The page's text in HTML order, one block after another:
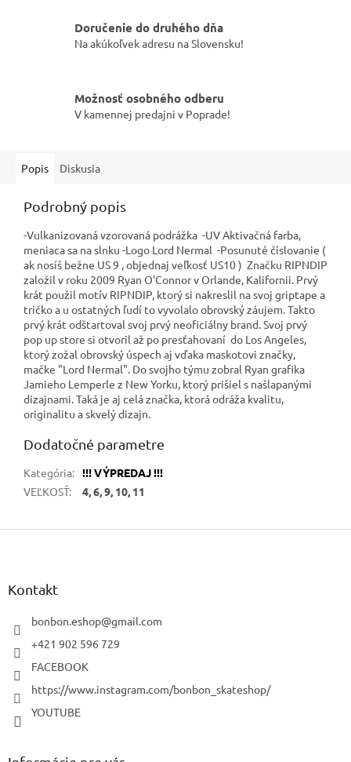
Doručenie do druhého dňa
Na akúkoľvek adresu na Slovensku!
Možnosť osobného odberu
V kamennej predajni v Poprade!
Popis Diskusia
Podrobný popis
-Vulkanizovaná vzorovaná podrážka -UV Aktivačná farba,
meniaca sa na slnku -Logo Lord Nermal -Posunuté číslovanie (
ak nosíš bežne US 9 , objednaj veľkosť US10 ) Značku RIPNDIP
založil v roku 2009 Ryan O'Connor v Orlande, Kalifornii. Prvý
krát použil motív RIPNDIP, ktorý si nakreslil na svoj griptape a
tričko a u ostatných ľudí to vyvolalo obrovský záujem. Takto
prvý krát odštartoval svoj prvý neoficiálny brand. Svoj prvý
pop up store si otvoril až po presťahovaní do Los Angeles,
ktorý zožal obrovský úspech aj vďaka maskotovi značky,
mačke "Lord Nermal". Do svojho týmu zobral Ryan grafika
Jamieho Lemperle z New Yorku, ktorý prišiel s našlapanými
dizajnami. Taká je aj celá značka, ktorá odráža kvalitu,
originalitu a skvelý dizajn.
Dodatočné parametre
Kategória: !!! VÝPREDAJ !!!
VEĽKOSŤ: 4, 6, 9, 10, 11
Z
Kontakt
bonbon.eshop@gmail.com
+421 902 596 729
FACEBOOK
https://www.instagram.com/bonbon_skateshop/
YOUTUBE